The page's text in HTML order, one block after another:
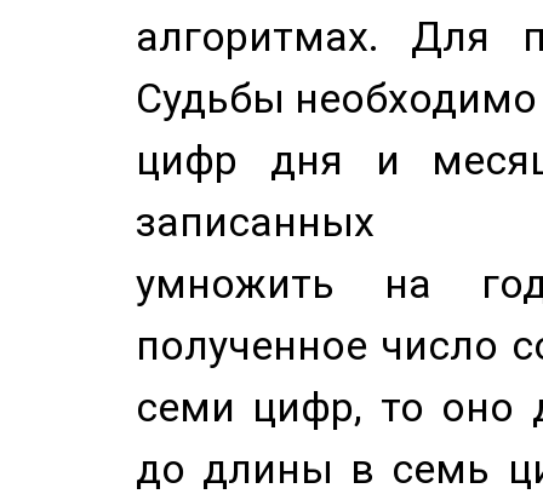
алгоритмах. Для
Судьбы
цифр дня и
записанных
умножить на
полученное число
семи цифр, то оно
до длины в семь